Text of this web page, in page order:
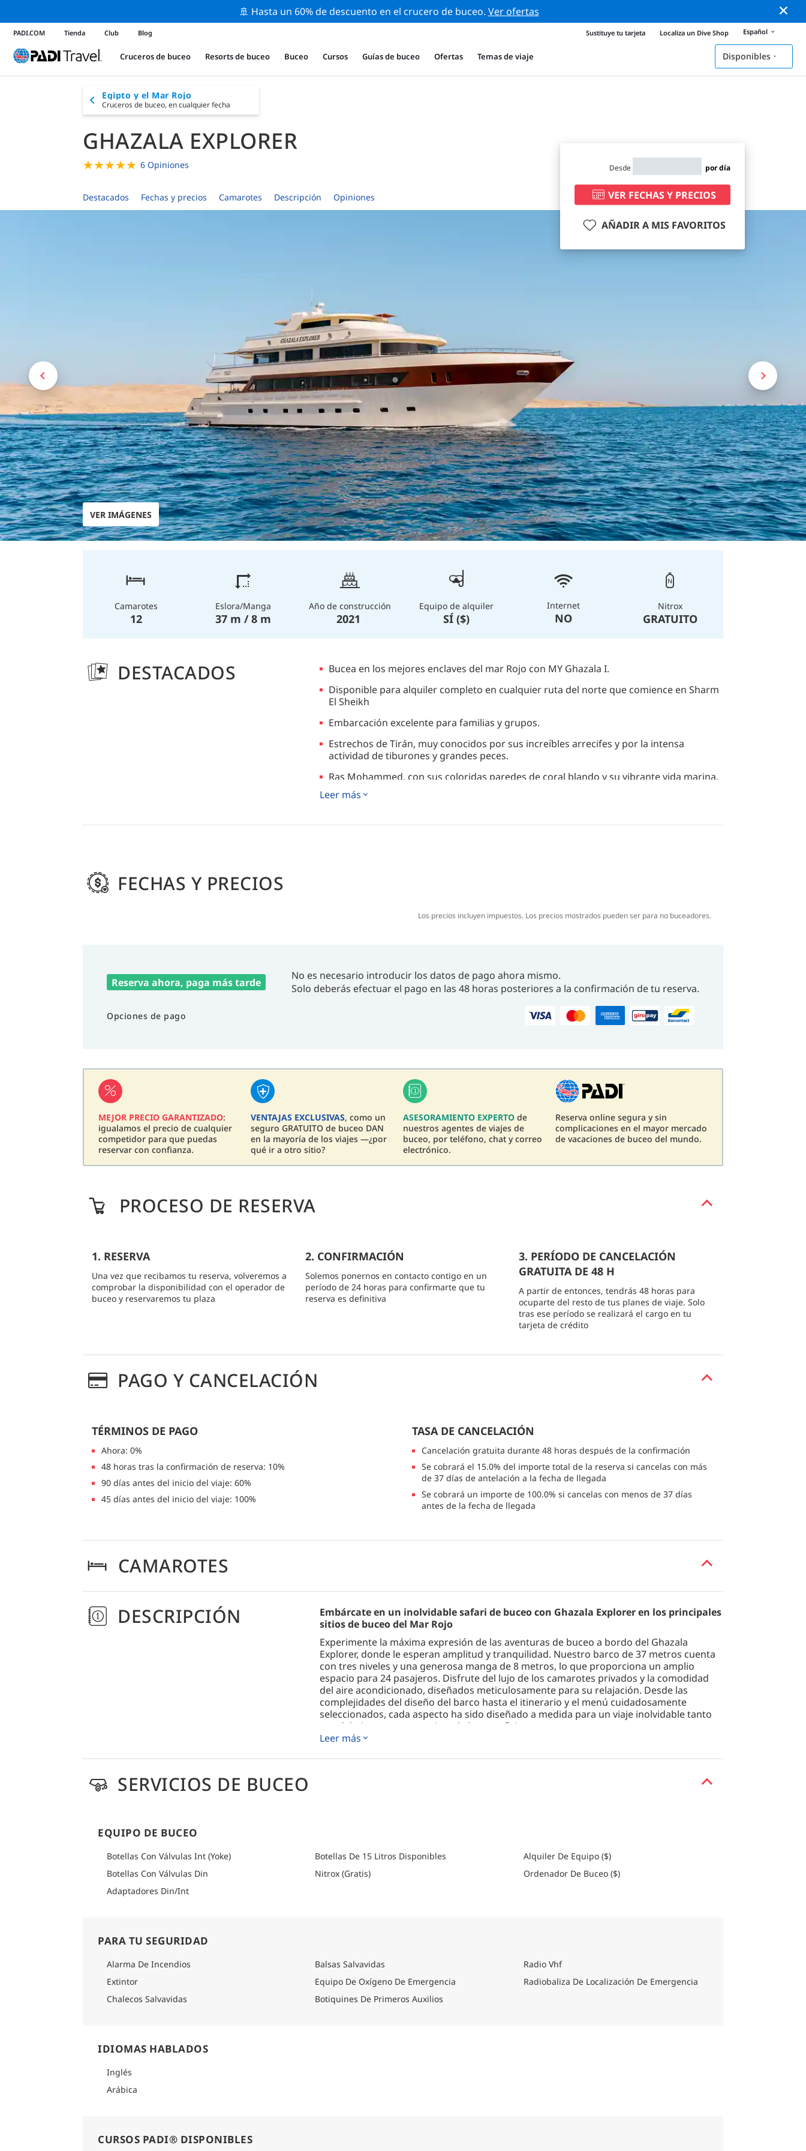
🚢 Hasta un 60% de descuento en el crucero de buceo. Ver ofertas
PADI.COM Tienda Club Blog Sustituye tu tarjeta Localiza un Dive Shop Español
Cruceros de buceo Resorts de buceo Buceo Cursos Guías de buceo Ofertas Temas de viaje Disponibles
Egipto y el Mar Rojo
Cruceros de buceo, en cualquier fecha
GHAZALA EXPLORER
★★★★★ 6 Opiniones
Destacados Fechas y precios Camarotes Descripción Opiniones
Desde por día
VER FECHAS Y PRECIOS
AÑADIR A MIS FAVORITOS
VER IMÁGENES
Camarotes
12
Eslora/Manga
37 m / 8 m
Año de construcción
2021
Equipo de alquiler
SÍ ($)
Internet
NO
Nitrox
GRATUITO
DESTACADOS
Bucea en los mejores enclaves del mar Rojo con MY Ghazala I.
Disponible para alquiler completo en cualquier ruta del norte que comience en Sharm
El Sheikh
Embarcación excelente para familias y grupos.
Estrechos de Tirán, muy conocidos por sus increíbles arrecifes y por la intensa
actividad de tiburones y grandes peces.
Ras Mohammed, con sus coloridas paredes de coral blando y su vibrante vida marina.
Dunraven y el pecio Thistlegorm WW II, conocido en todo el mundo.
Leer más
FECHAS Y PRECIOS
Los precios incluyen impuestos. Los precios mostrados pueden ser para no buceadores.
Reserva ahora, paga más tarde
No es necesario introducir los datos de pago ahora mismo.
Solo deberás efectuar el pago en las 48 horas posteriores a la confirmación de tu reserva.
Opciones de pago
MEJOR PRECIO GARANTIZADO:
igualamos el precio de cualquier
competidor para que puedas
reservar con confianza.
VENTAJAS EXCLUSIVAS, como un
seguro GRATUITO de buceo DAN
en la mayoría de los viajes —¿por
qué ir a otro sitio?
ASESORAMIENTO EXPERTO de
nuestros agentes de viajes de
buceo, por teléfono, chat y correo
electrónico.
Reserva online segura y sin
complicaciones en el mayor mercado
de vacaciones de buceo del mundo.
PROCESO DE RESERVA
1. RESERVA
Una vez que recibamos tu reserva, volveremos a
comprobar la disponibilidad con el operador de
buceo y reservaremos tu plaza
2. CONFIRMACIÓN
Solemos ponernos en contacto contigo en un
período de 24 horas para confirmarte que tu
reserva es definitiva
3. PERÍODO DE CANCELACIÓN
GRATUITA DE 48 H
A partir de entonces, tendrás 48 horas para
ocuparte del resto de tus planes de viaje. Solo
tras ese período se realizará el cargo en tu
tarjeta de crédito
PAGO Y CANCELACIÓN
TÉRMINOS DE PAGO
Ahora: 0%
48 horas tras la confirmación de reserva: 10%
90 días antes del inicio del viaje: 60%
45 días antes del inicio del viaje: 100%
TASA DE CANCELACIÓN
Cancelación gratuita durante 48 horas después de la confirmación
Se cobrará el 15.0% del importe total de la reserva si cancelas con más
de 37 días de antelación a la fecha de llegada
Se cobrará un importe de 100.0% si cancelas con menos de 37 días
antes de la fecha de llegada
CAMAROTES
DESCRIPCIÓN
Embárcate en un inolvidable safari de buceo con Ghazala Explorer en los principales
sitios de buceo del Mar Rojo
Experimente la máxima expresión de las aventuras de buceo a bordo del Ghazala
Explorer, donde le esperan amplitud y tranquilidad. Nuestro barco de 37 metros cuenta
con tres niveles y una generosa manga de 8 metros, lo que proporciona un amplio
espacio para 24 pasajeros. Disfrute del lujo de los camarotes privados y la comodidad
del aire acondicionado, diseñados meticulosamente para su relajación. Desde las
complejidades del diseño del barco hasta el itinerario y el menú cuidadosamente
seleccionados, cada aspecto ha sido diseñado a medida para un viaje inolvidable tanto
por debajo como por encima de la superficie.
Adéntrese en un mundo de lujo a bordo del Ghazala Explorer, que cuenta con lujosos
camarotes y suites que se adaptan a todos los gustos. Elija entre cuatro opciones: los
pensado para su placer. Nuestro menú, cuidadosamente diseñado por buceadores para
buceadores, ofrece el sustento perfecto para una aventura de buceo energizante. Con
platos y bocadillos seleccionados por expertos disponibles durante todo el día, tendrá el
Leer más
SERVICIOS DE BUCEO
EQUIPO DE BUCEO
Botellas Con Válvulas Int (Yoke)
Botellas Con Válvulas Din
Adaptadores Din/Int
Botellas De 15 Litros Disponibles
Nitrox (Gratis)
Alquiler De Equipo ($)
Ordenador De Buceo ($)
PARA TU SEGURIDAD
Alarma De Incendios
Extintor
Chalecos Salvavidas
Balsas Salvavidas
Equipo De Oxígeno De Emergencia
Botiquines De Primeros Auxilios
Radio Vhf
Radiobaliza De Localización De Emergencia
IDIOMAS HABLADOS
Inglés
Arábica
CURSOS PADI® DISPONIBLES